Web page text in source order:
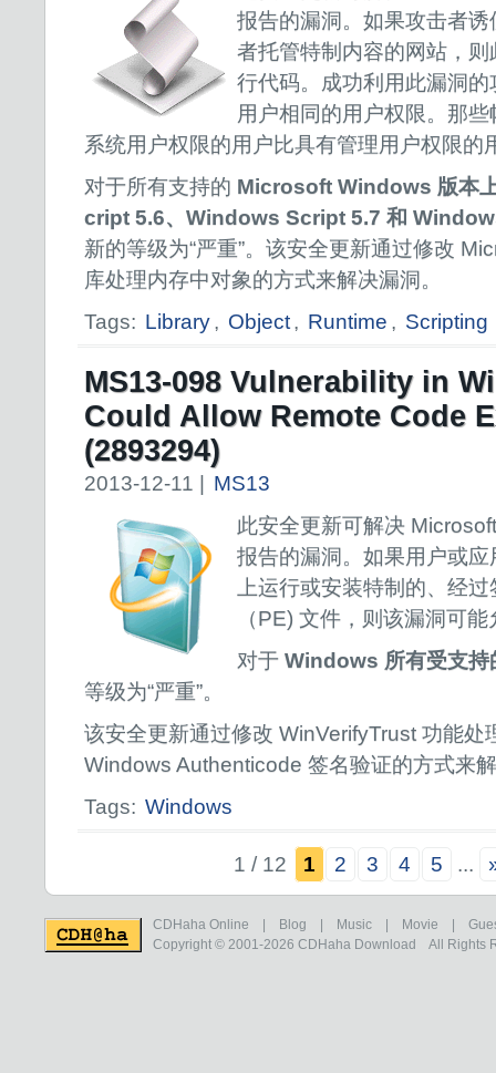
报告的漏洞。如果攻击者
者托管特制内容的网站，
行代码。成功利用此漏洞
用户相同的用户权限。那
系统用户权限的用户比具有管理用户权限的
对于所有支持的 Microsoft Windows 版本
cript 5.6、Windows Script 5.7 和
新的等级为“严重”。该安全更新通过修改
库处理内存中对象的方式来解决漏洞。
Tags: Library, Object, Runtime , Scripting
MS13-098 Vulnerability in
Could Allow Remote Code
(2893294)
2013-12-11 |
MS13
此安全更新可解决
报告的漏洞。如果用户或
上运行或安装特制的、经
（PE) 文件，则该漏洞可
对于 Windows 所有受支持
等级为“严重”。
该安全更新通过修改 WinVerifyTrust 功能处
Windows Authenticode 签名验证的方式来
Tags: Windows
1 / 12 1 2 3 4 5 ...
CDHaha Online Blog Music Movie
Copyright © 2001-2026 CDHaha Download All Rights